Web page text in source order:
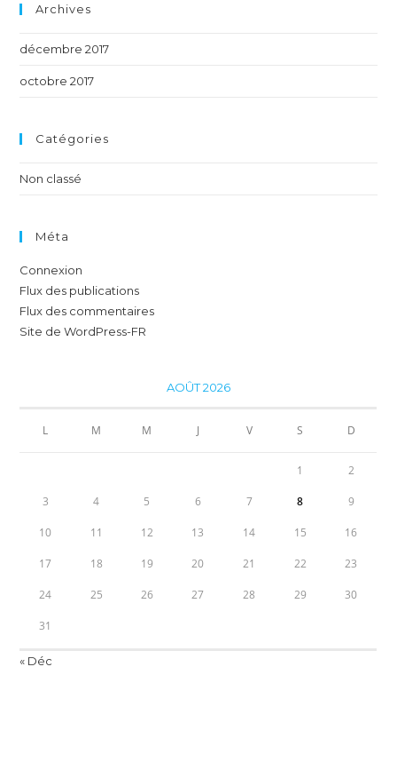
Archives
décembre 2017
octobre 2017
Catégories
Non classé
Méta
Connexion
Flux des publications
Flux des commentaires
Site de WordPress-FR
AOÛT 2026
L M M J V S D
1 2
3 4 5 6 7 8 9
10 11 12 13 14 15 16
17 18 19 20 21 22 23
24 25 26 27 28 29 30
31
« Déc